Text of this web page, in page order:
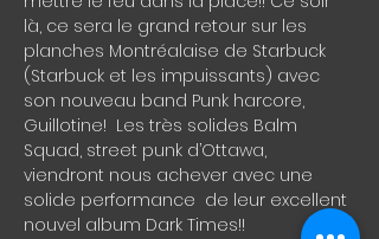
là, ce sera le grand retour sur les
planches Montréalaise de Starbuck
(Starbuck et les impuissants) avec
son nouveau band Punk harcore,
Guillotine!  Les très solides Balm
Squad, street punk d’Ottawa,
viendront nous achever avec une
solide performance  de leur excellent
nouvel album Dark Times!!